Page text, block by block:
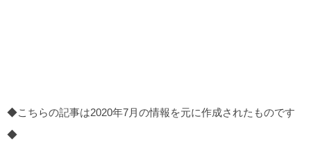
◆こちらの記事は2020年7月の情報を元に作成されたものです
◆